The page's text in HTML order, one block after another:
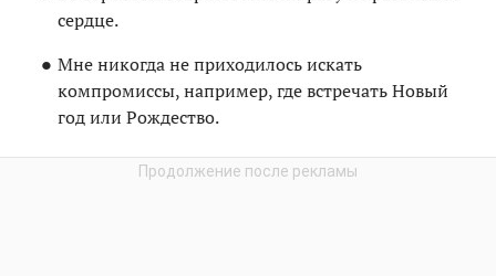
сердце.
Мне никогда не приходилось искать
компромиссы, например, где встречать Новый
год или Рождество.